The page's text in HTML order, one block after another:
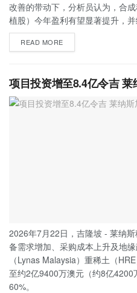
改善的带动下，分析员认为，合
植股）今年盈利有望显著提升，并
READ MORE
项目投资增至8.4亿令吉
2026年7月22日，吉隆坡 - 莱纳
备需求增加、采购成本上升及地
（Lynas Malaysia）重稀土（
至约2亿9400万澳元（约8亿
60%。